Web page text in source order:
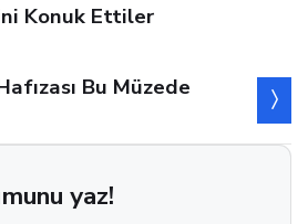
Konuk Ettiler
Bu Müzede
yaz!